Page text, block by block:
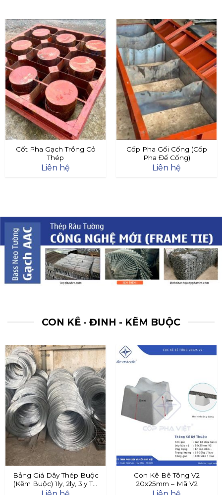
Cốt Pha Gạch Trồng Cỏ
Thép
Liên hệ
Cốp Pha Gối Cống (Cốp
Pha Đế Cống)
Liên hệ
CON KÊ - ĐINH - KẼM BUỘC
Bảng Giá Dây Thép Buộc
(Kẽm Buộc) 1ly, 2ly, 3ly Tại
Đây
Con Kê Bê Tông V2
20x25mm – Mã V2